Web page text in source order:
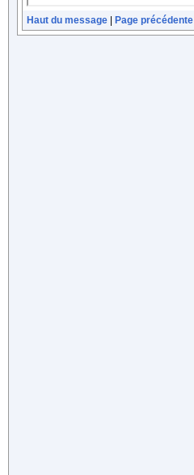
Haut du message Page précédente